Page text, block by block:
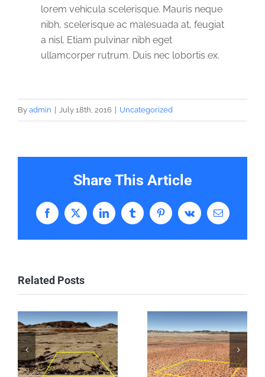
lorem vehicula scelerisque. Mauris neque
nibh, scelerisque ac malesuada at, feugiat
a nisl. Etiam pulvinar nibh eget
ullamcorper rutrum. Duis nec lobortis ex.
By admin July 18th, 2016 Uncategorized
Share This Article
Facebook
X LinkedInTumblrPinterestVk Email
Related Posts